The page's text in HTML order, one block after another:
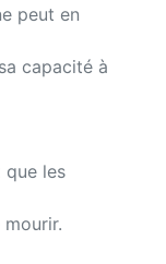
peut en
capacité à
que les